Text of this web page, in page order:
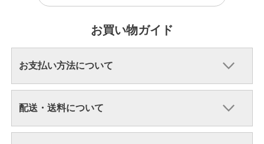
お買い物ガイド
お支払い方法について
配送・送料について